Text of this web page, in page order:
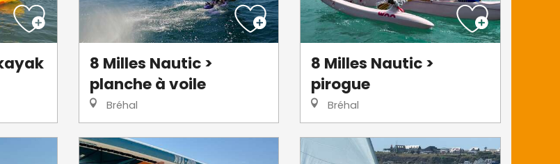
8 Milles Nautic >
planche à voile
Bréhal
8 Milles Nautic >
pirogue
Bréhal